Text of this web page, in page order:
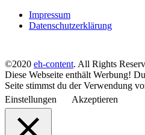
Impressum
Datenschutzerklärung
©2020 eh-content. All Rights
Diese Webseite enthält Werbung!
Seite stimmst du der Verwendung
Einstellungen
Akzeptieren